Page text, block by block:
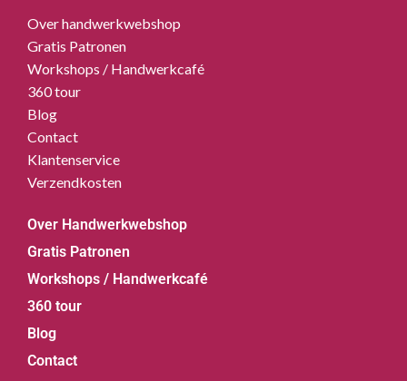
Over handwerkwebshop
Gratis Patronen
Workshops / Handwerkcafé
360 tour
Blog
Contact
Klantenservice
Verzendkosten
Over Handwerkwebshop
Gratis Patronen
Workshops / Handwerkcafé
360 tour
Blog
Contact